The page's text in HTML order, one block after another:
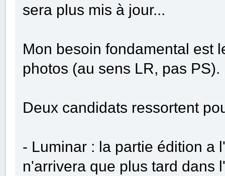
sera plus mis à jour...
Mon besoin fondamental est
photos (au sens LR, pas PS).
Deux candidats ressortent
- Luminar : la partie édition a
n'arrivera que plus tard dans